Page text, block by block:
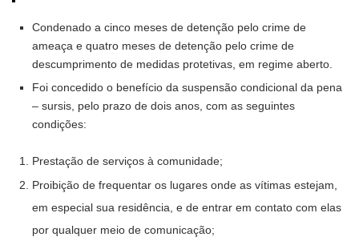
Condenado a cinco meses de detenção pelo crime de
ameaça e quatro meses de detenção pelo crime de
descumprimento de medidas protetivas, em regime aberto.
Foi concedido o benefício da suspensão condicional da pena
– sursis, pelo prazo de dois anos, com as seguintes
condições:
Prestação de serviços à comunidade;
Proibição de frequentar os lugares onde as vítimas estejam,
em especial sua residência, e de entrar em contato com elas
por qualquer meio de comunicação;